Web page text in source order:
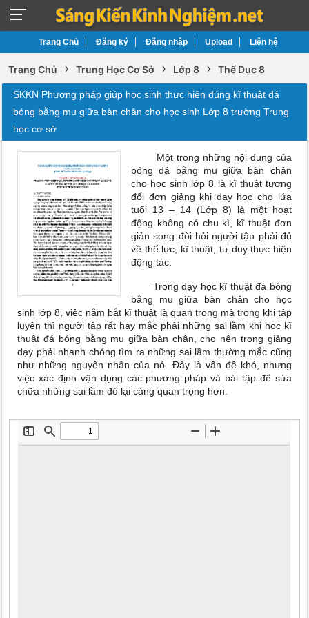
Trang Chủ Đăng ký Đăng nhập Upload Liên hệ
Trang Chủ › Trung Học Cơ Sở › Lớp 8 › Thể Dục 8
SKKN Phương pháp giúp học sinh thực hiện đúng kĩ thuật đá
bóng bằng mu giữa bàn chân cho học sinh Lớp 8 trường Trung
học cơ sở
Một trong những nội dung của
bóng đá bằng mu giữa bàn chân
cho học sinh lớp 8 là kĩ thuật tương
đối đơn giảng khi dạy học cho lứa
tuổi 13 – 14 (Lớp 8) là một hoạt
động không có chu kì, kĩ thuật đơn
giản song đòi hỏi người tập phải đủ
về thể lực, kĩ thuật, tư duy thực hiện
động tác.
Trong dạy học kĩ thuật đá bóng
bằng mu giữa bàn chân cho học
sinh lớp 8, việc nắm bắt kĩ thuật là quan trọng mà trong khi tập
luyện thì người tập rất hay mắc phải những sai lầm khi học kĩ
thuật đá bóng bằng mu giữa bàn chân, cho nên trong giảng
dạy phải nhanh chóng tìm ra những sai lầm thường mắc cũng
như những nguyên nhân của nó. Đây là vấn đề khó, nhưng
việc xác định vận dụng các phương pháp và bài tập để sửa
chữa những sai lầm đó lại càng quan trọng hơn.